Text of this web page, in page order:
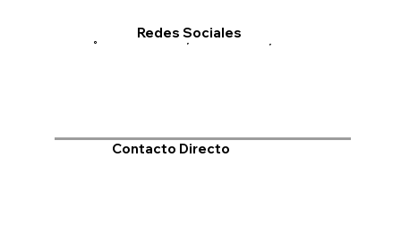
Contacto Directo
Redes Sociales